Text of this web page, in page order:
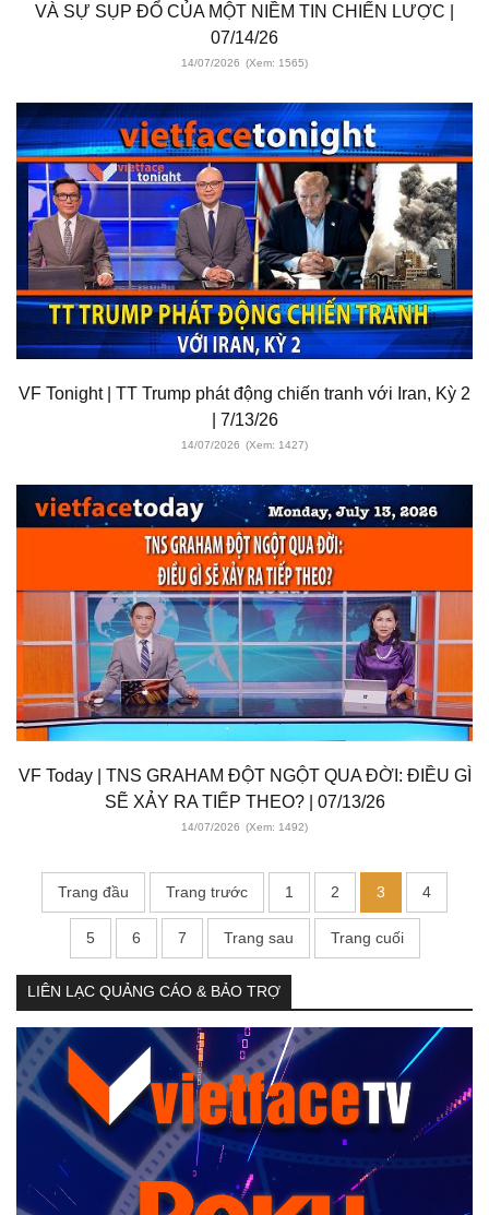
VÀ SỰ SỤP ĐỔ CỦA MỘT NIỀM TIN CHIẾN LƯỢC |
07/14/26
14/07/2026 (Xem: 1565)
VF Tonight | TT Trump phát động chiến tranh với Iran, Kỳ 2
| 7/13/26
14/07/2026 (Xem: 1427)
VF Today | TNS GRAHAM ĐỘT NGỘT QUA ĐỜI: ĐIỀU GÌ
SẼ XẢY RA TIẾP THEO? | 07/13/26
14/07/2026 (Xem: 1492)
Trang đầu Trang trước 1 2 3 4
5 6 7 Trang sau Trang cuối
LIÊN LẠC QUẢNG CÁO & BẢO TRỢ